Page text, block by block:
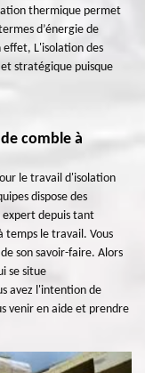
thermique permet
d’énergie de
effet, L'isolation des
stratégique puisque
comble à
le travail d'isolation
dispose des
expert depuis tant
temps le travail. Vous
son savoir-faire. Alors
se situe
avez l'intention de
venir en aide et prendre